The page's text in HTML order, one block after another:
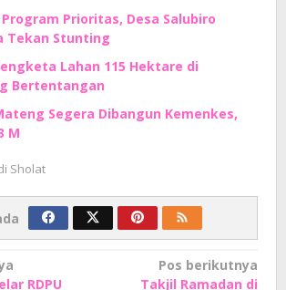
Program Prioritas, Desa Salubiro
Tekan Stunting
Lahan 115 Hektare di
Bertentangan
Segera Dibangun Kemenkes,
M
Sholat
RDPU
Pos berikutnya
Takjil Ramadan di